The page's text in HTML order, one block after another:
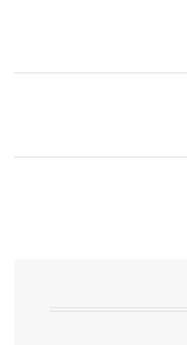
التي ارتبطت
خاصة، حيث يحرص